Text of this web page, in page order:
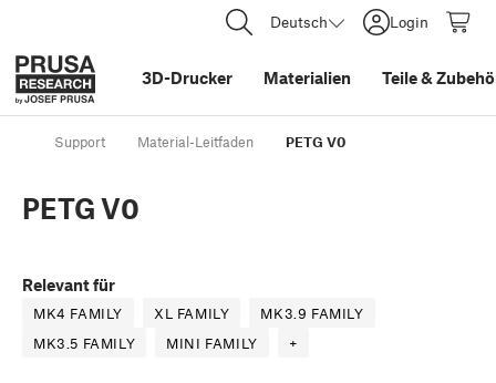
Deutsch Login
3D-Drucker Materialien Teile&
Support Material-Leitfaden PETG V0
PETG V0
Relevant für
MK4 FAMILY XL FAMILY
MK3.9 FAMILY
MK3.5 FAMILY
MINI FAMILY +